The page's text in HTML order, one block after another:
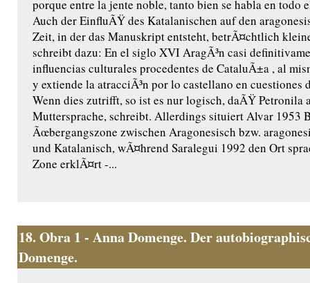
porque entre la jente noble, tanto bien se habla en todo
Auch der EinfluÃŸ des Katalanischen auf den
Zeit, in der das Manuskript entsteht, betrÃ¤chtlich
schreibt dazu: En el siglo XVI AragÃ³n casi
influencias culturales procedentes de CataluÃ±a , al
y extiende la atracciÃ³n por lo castellano en cuestiones
Wenn dies zutrifft, so ist es nur logisch, daÃŸ Petronila
Muttersprache, schreibt. Allerdings situiert Alvar 1953
Ãœbergangszone zwischen Aragonesisch bzw.
und Katalanisch, wÃ¤hrend Saralegui 1992 den Ort
Zone erklÃ¤rt -...
18. Obra 1 - Anna Domenge. Der
Domenge.